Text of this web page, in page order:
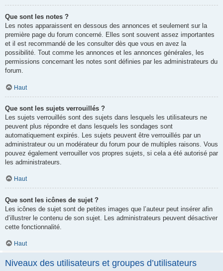
Que sont les notes ?
Les notes apparaissent en dessous des annonces et seulement sur la
première page du forum concerné. Elles sont souvent assez importantes
et il est recommandé de les consulter dès que vous en avez la
possibilité. Tout comme les annonces et les annonces générales, les
permissions concernant les notes sont définies par les administrateurs du
forum.
Haut
Que sont les sujets verrouillés ?
Les sujets verrouillés sont des sujets dans lesquels les utilisateurs ne
peuvent plus répondre et dans lesquels les sondages sont
automatiquement expirés. Les sujets peuvent être verrouillés par un
administrateur ou un modérateur du forum pour de multiples raisons. Vous
pouvez également verrouiller vos propres sujets, si cela a été autorisé par
les administrateurs.
Haut
Que sont les icônes de sujet ?
Les icônes de sujet sont de petites images que l’auteur peut insérer afin
d’illustrer le contenu de son sujet. Les administrateurs peuvent désactiver
cette fonctionnalité.
Haut
Niveaux des utilisateurs et groupes d’utilisateurs